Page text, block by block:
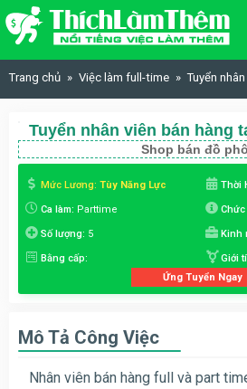
Skip to content
Trang chủ Việc làm full-time Tuyển
Tuyển nhân viên bán hàng
Shop bán đồ
Mức Lương: Tùy Năng Lực Thời
Ca làm: Parttime Chức
Số lượng: 5 Kinh
Bằng cấp: Giới
Ứng Tuyển Ngay
Mô Tả Công Việc
Nhân viên bán hàng full và part